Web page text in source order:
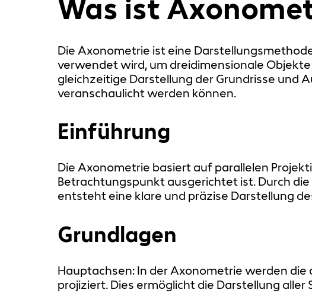
Was ist
Die Axonometrie ist eine
verwendet wird, um dreidimensionale
gleichzeitige Darstellung der Grundrisse und
veranschaulicht werden können.
Einführung
Die Axonometrie basiert auf parallelen
Betrachtungspunkt ausgerichtet ist. Durch
entsteht eine klare und präzise Darstellung
Grundlagen
Hauptachsen: In der Axonometrie werden
projiziert. Dies ermöglicht die Darstellung aller